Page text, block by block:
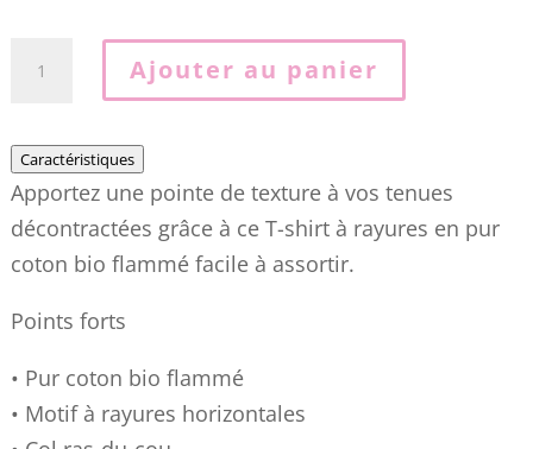
shirt
TH
à
rayures
Ajouter au panier
Caractéristiques
Apportez une pointe de texture à vos tenues
décontractées grâce à ce T-shirt à rayures en pur
coton bio flammé facile à assortir.
Points forts
• Pur coton bio flammé
• Motif à rayures horizontales